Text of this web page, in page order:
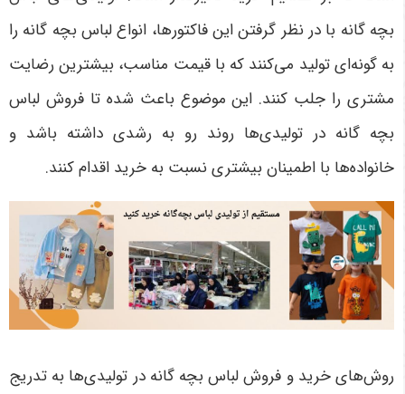
بچه گانه با در نظر گرفتن این فاکتورها، انواع لباس بچه گانه را
به گونه‌ای تولید می‌کنند که با قیمت مناسب، بیشترین رضایت
مشتری را جلب کنند. این موضوع باعث شده تا فروش لباس
بچه گانه در تولیدی‌ها روند رو به رشدی داشته باشد و
خانواده‌ها با اطمینان بیشتری نسبت به خرید اقدام کنند.
روش‌های خرید و فروش لباس بچه گانه در تولیدی‌ها به تدریج